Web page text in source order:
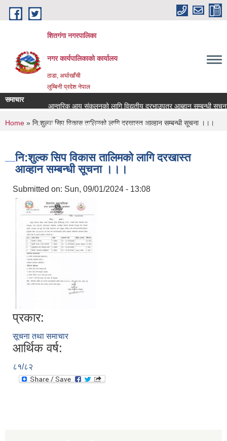
Skip to main content
शितगंगा नगरपालिका
नगर कार्यपालिकाकाे कार्यालय
ठाडा, अर्घाखाँची
लुम्बिनी प्रदेश नेपाल
समाचार
आन्तरिक आय संकलनको लागि विद्युतीय दरभाउपत्र आब्हान सम्बन्धी सूचना
रिक्त पदमा स्थायी शिक्षक सरुवा सम्बन्धमा ।।।
You are here
Home » नि:शुल्क सिप विकास तालिमको लागि दरखास्त आव्हान सम्बन्धी सूचना ।।।
नि:शुल्क सिप विकास तालिमको लागि दरखास्त
आव्हान सम्बन्धी सूचना ।।।
Submitted on: Sun, 09/01/2024 - 13:08
प्रकार:
सूचना तथा समाचार
आर्थिक वर्ष:
८१/८२